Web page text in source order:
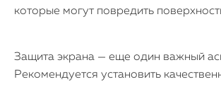
которые могут повредить
Защита экрана — еще один важный
Рекомендуется установить